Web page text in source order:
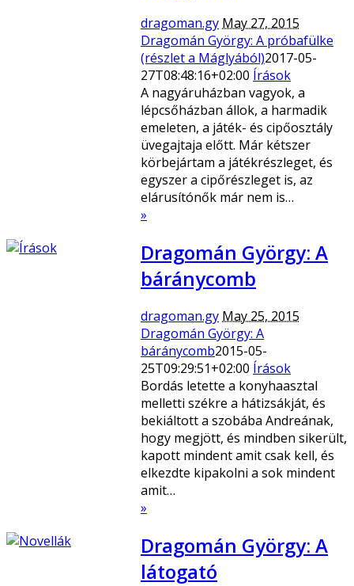
dragoman.gy May 27, 2015
Dragomán György: A próbafülke
(részlet a Máglyából)2017-05-
27T08:48:16+02:00 Írások
A nagyáruházban vagyok, a
lépcsőházban állok, a harmadik
emeleten, a játék- és cipőosztály
üvegajtaja előtt. Már kétszer
körbejártam a játékrészleget, és
egyszer a cipőrészleget is, az
elárusítónők már nem is…
»
Dragomán György: A
báránycomb
dragoman.gy May 25, 2015
Dragomán György: A
báránycomb2015-05-
25T09:29:51+02:00 Írások
Bordás letette a konyhaasztal
melletti székre a hátizsákját, és
bekiáltott a szobába Andreának,
hogy megjött, és mindben sikerült,
kapott mindent amit csak kell, és
elkezdte kipakolni a sok mindent
amit…
»
Dragomán György: A
látogató